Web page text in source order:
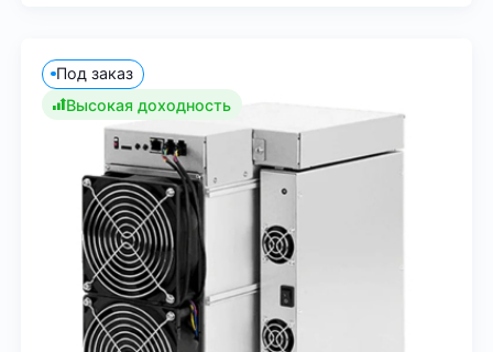
Под заказ
Высокая доходность